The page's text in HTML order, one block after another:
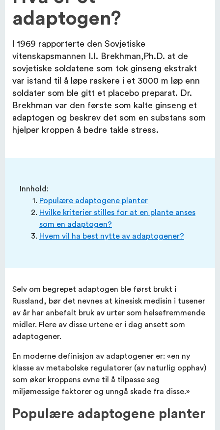
OM EFI
KUNDESERVICE
adaptogen?
I 1969 rapporterte den Sovjetiske
vitenskapsmannen I.I. Brekhman,Ph.D. at de
sovjetiske soldatene som tok ginseng ekstrakt
var istand til å løpe raskere i et 3000 m løp enn
soldater som ble gitt et placebo preparat. Dr.
Brekhman var den første som kalte ginseng et
adaptogen og beskrev det som en substans som
hjelper kroppen å bedre takle stress.
Innhold:
Populære adaptogene planter
Hvilke kriterier stilles for at en plante anses
som en adaptogen?
Hvem vil ha best nytte av adaptogener?
Selv om begrepet adaptogen ble først brukt i
Russland, bør det nevnes at kinesisk medisin i tusener
av år har anbefalt bruk av urter som helsefremmende
midler. Flere av disse urtene er i dag ansett som
adaptogener.
En moderne definisjon av adaptogener er: «en ny
klasse av metabolske regulatorer (av naturlig opphav)
som øker kroppens evne til å tilpasse seg
miljømessige faktorer og unngå skade fra disse.»
Populære adaptogene planter